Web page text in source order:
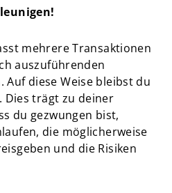
mehrere Transaktionen
auszuführenden
Auf diese Weise bleibst du
trägt zu deiner
du gezwungen bist,
die möglicherweise
und die Risiken